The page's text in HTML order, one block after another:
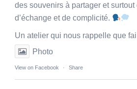
des souvenirs à partager et
d’échange et de complicité.
Un atelier qui nous rappelle que fai
Photo
View on Facebook · Share